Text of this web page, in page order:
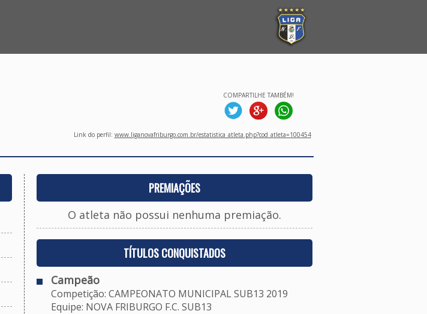
COMPARTILHE TAMBÉM!
Link do perfil: www.liganovafriburgo.com.br/estatistica_atleta.php?cod_atleta=100454
PREMIAÇÕES
O atleta não possui nenhuma premiação.
TÍTULOS CONQUISTADOS
Campeão
Competição: CAMPEONATO MUNICIPAL SUB13 2019
Equipe: NOVA FRIBURGO F.C. SUB13